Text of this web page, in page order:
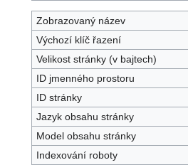
Zobrazovaný název
Výchozí klíč řazení
Velikost stránky (v bajtech)
ID jmenného prostoru
ID stránky
Jazyk obsahu stránky
Model obsahu stránky
Indexování roboty